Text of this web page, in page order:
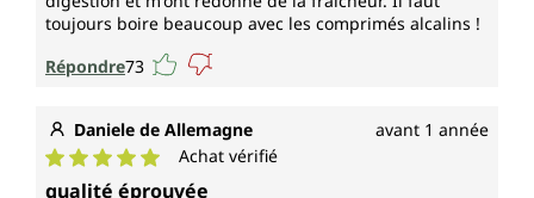
au maintien d'une ossature normale
au maintien d'une dentition normale
à l'équilibre électrolytique
au fonctionnement normal du système
nerveux
à une synthèse protéique normale
toujours boire beaucoup avec les comprimés alcalins !
Répondre73
Daniele de Allemagne avant 1 année
Note moyenne de 5 sur 5 étoiles
Achat vérifié
qualité éprouvée